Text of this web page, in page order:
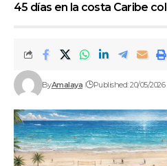
45 días en la costa Caribe
ByAmalaya Published: 20/05/2026